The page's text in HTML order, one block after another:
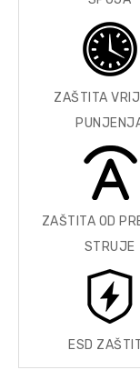
ZAŠTITA
ZAŠTITA OD
STRUJE
ESD